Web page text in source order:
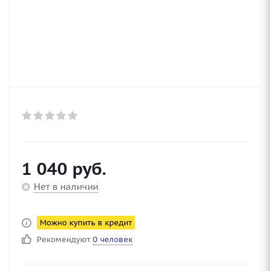
1 040 руб.
Нет в наличии
Можно купить в кредит
Рекомендуют 0 человек